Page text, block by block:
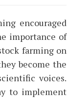
encouraged
importance of
farming on
become the
voices.
to implement